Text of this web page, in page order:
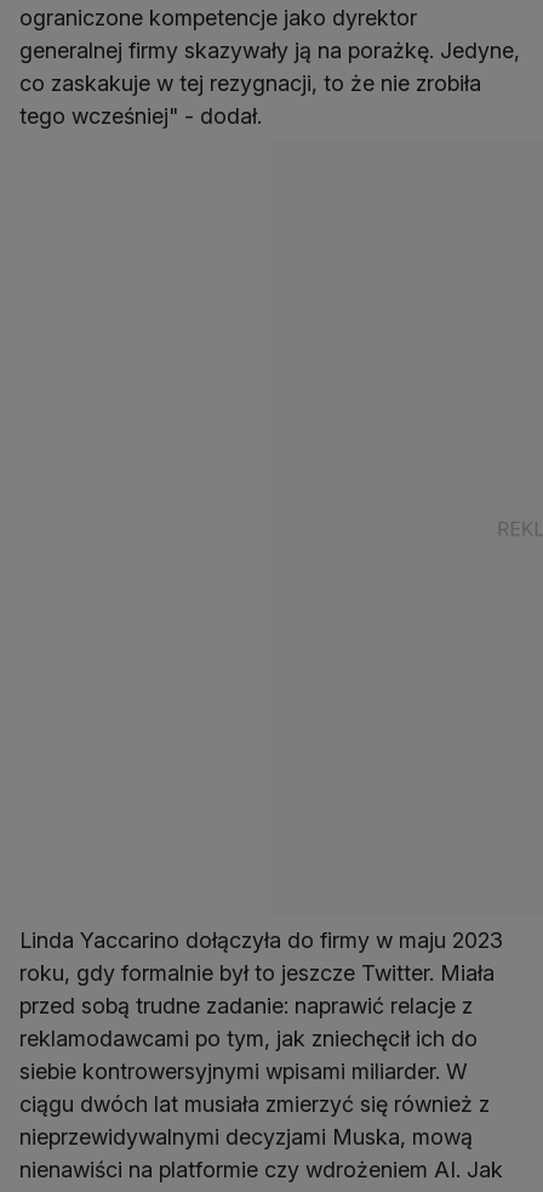
ograniczone kompetencje jako dyrektor
generalnej firmy skazywały ją na porażkę. Jedyne,
co zaskakuje w tej rezygnacji, to że nie zrobiła
tego wcześniej" - dodał.
Linda Yaccarino dołączyła do firmy w maju 2023
roku, gdy formalnie był to jeszcze Twitter. Miała
przed sobą trudne zadanie: naprawić relacje z
reklamodawcami po tym, jak zniechęcił ich do
siebie kontrowersyjnymi wpisami miliarder. W
ciągu dwóch lat musiała zmierzyć się również z
nieprzewidywalnymi decyzjami Muska, mową
nienawiści na platformie czy wdrożeniem AI. Jak